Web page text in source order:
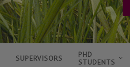
SUPERVISORS
PHD
STUDENTS